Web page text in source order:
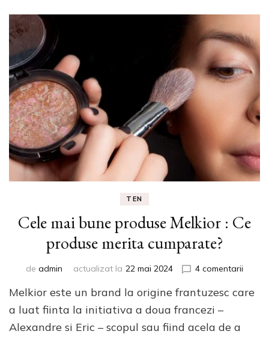
TEN
Cele mai bune produse Melkior : Ce
produse merita cumparate?
de admin actualizat la 22 mai 2024 4 comentarii
mai
Melkior este un brand la origine frantuzesc care
a luat fiinta la initiativa a doua francezi –
Alexandre si Eric – scopul sau fiind acela de a